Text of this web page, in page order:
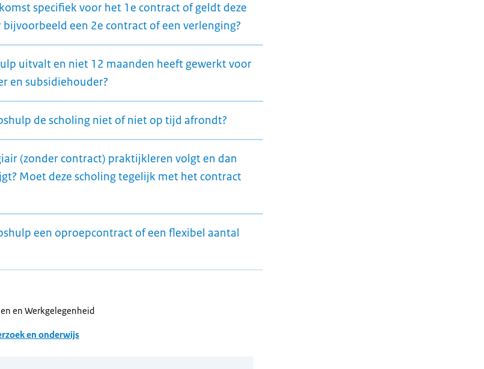
specifiek voor het 1e contract of geldt deze
een 2e contract of een verlenging?
uitvalt en niet 12 maanden heeft gewerkt voor
en subsidiehouder?
de scholing niet of niet op tijd afrondt?
(zonder contract) praktijkleren volgt en dan
Moet deze scholing tegelijk met het contract
een oproepcontract of een flexibel aantal
en Werkgelegenheid
en onderwijs